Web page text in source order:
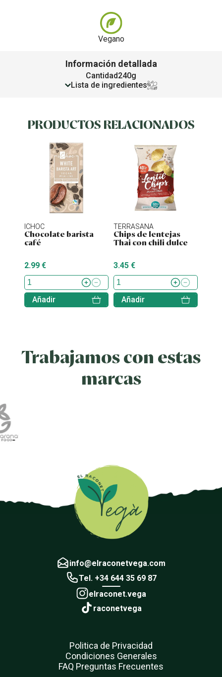
Vegano
Información detallada
Cantidad240g
Lista de ingredientes
PRODUCTOS RELACIONADOS
ICHOC
Chocolate barista
café
2.99 €
Añadir
TERRASANA
Chips de lentejas
Thai con chili dulce
3.45 €
Añadir
Trabajamos con estas
marcas
info@elraconetvega.com
Tel. +34 644 35 69 87
elraconet.vega
raconetvega
Politica de Privacidad
Condiciones Generales
FAQ Preguntas Frecuentes